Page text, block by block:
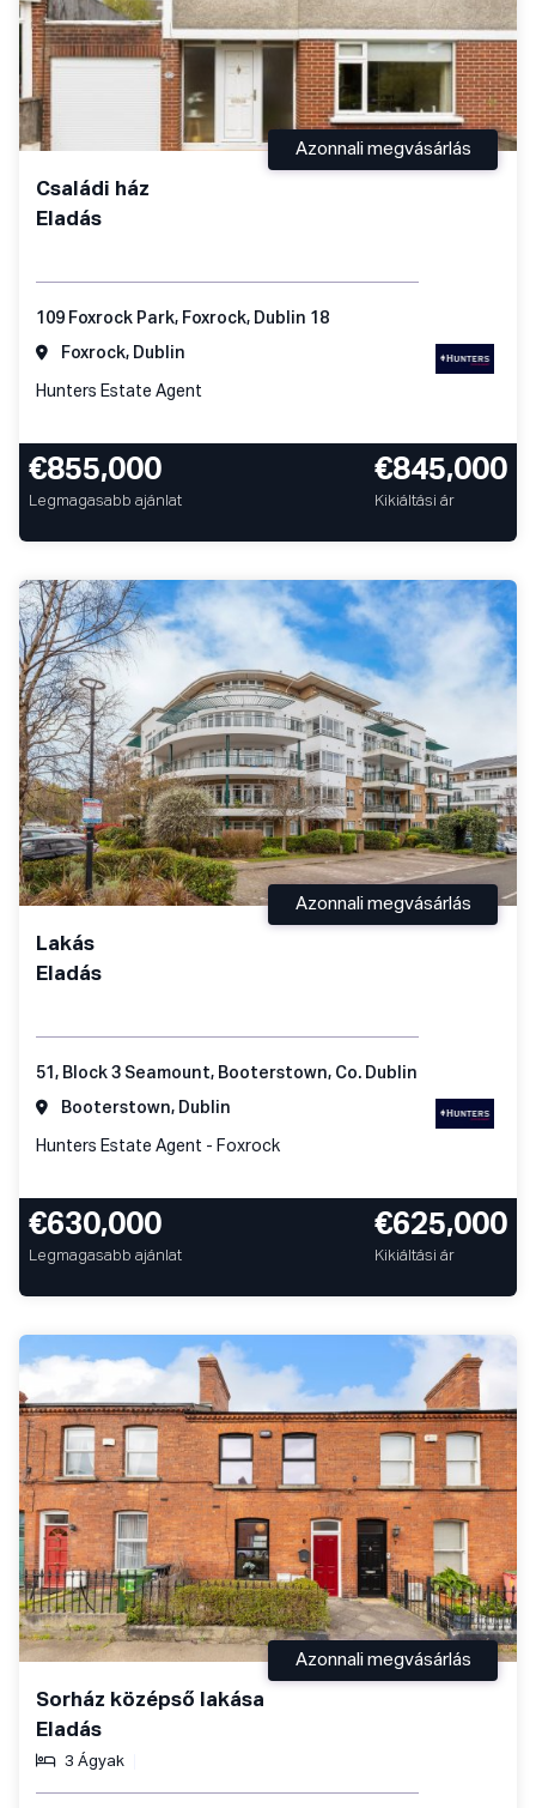
Családi ház
Eladás
Azonnali megvásárlás
109 Foxrock Park, Foxrock, Dublin 18
Foxrock, Dublin
Hunters Estate Agent
€855,000
Legmagasabb ajánlat
€845,000
Kikiáltási ár
Lakás
Eladás
Azonnali megvásárlás
51, Block 3 Seamount, Booterstown, Co. Dublin
Booterstown, Dublin
Hunters Estate Agent - Foxrock
€630,000
Legmagasabb ajánlat
€625,000
Kikiáltási ár
Sorház középső lakása
Eladás
3 Ágyak
Azonnali megvásárlás